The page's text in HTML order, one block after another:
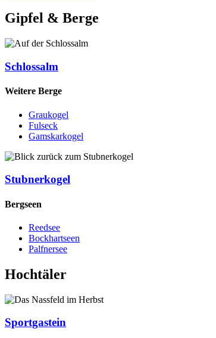
Gipfel & Berge
Schlossalm
Weitere Berge
Graukogel
Fulseck
Gamskarkogel
Stubnerkogel
Bergseen
Reedsee
Bockhartseen
Palfnersee
Hochtäler
Sportgastein